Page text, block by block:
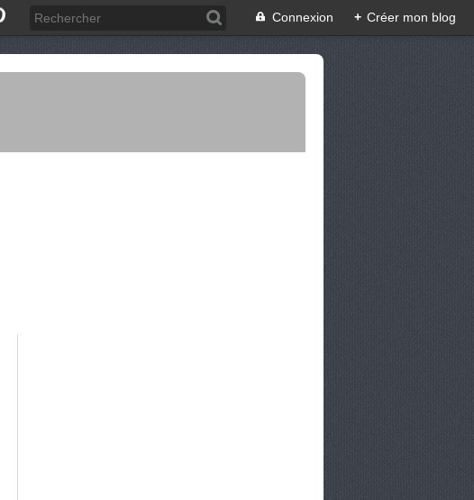
Connexion + Créer mon blog